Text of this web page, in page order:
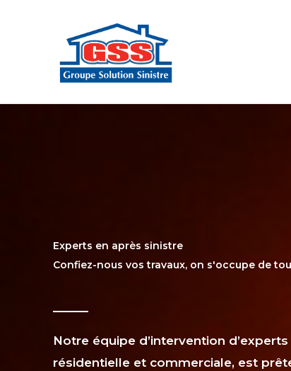
Experts en après sinistre
Confiez-nous vos travaux, on s'occupe de
Notre équipe d’intervention
résidentielle et commerciale, est